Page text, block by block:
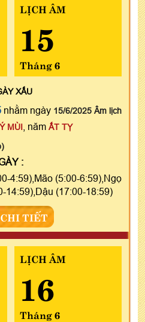
LỊCH ÂM
15
Tháng 6
XẤU
nhằm ngày 15/6/2025 Âm lịch
MÙI , năm ẤT TỴ
:
4:59),Mão (5:00-6:59),Ngọ
14:59),Dậu (17:00-18:59)
TIẾT
LỊCH ÂM
16
Tháng 6